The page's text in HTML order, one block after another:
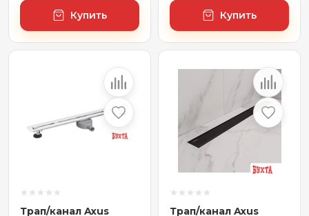
Купить Купить
Трап/канал Axus
Трап/канал Axus